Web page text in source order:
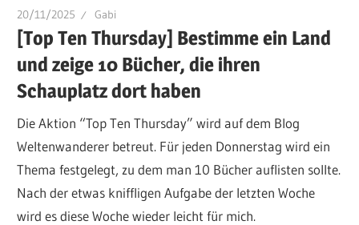
20/11/2025 Gabi
[Top Ten Thursday] Bestimme ein Land
und zeige 10 Bücher, die ihren
Schauplatz dort haben
Die Aktion “Top Ten Thursday” wird auf dem Blog
Weltenwanderer betreut. Für jeden Donnerstag wird ein
Thema festgelegt, zu dem man 10 Bücher auflisten sollte.
Nach der etwas kniffligen Aufgabe der letzten Woche
wird es diese Woche wieder leicht für mich.